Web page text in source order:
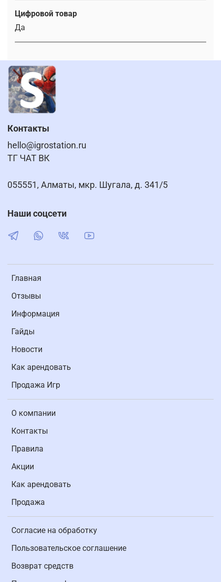
Цифровой товар
Да
Главная
Отзывы
Информация
Гайды
Новости
Как арендовать
Продажа Игр
О компании
Контакты
Правила
Акции
Как арендовать
Продажа
Согласие на обработку
Пользовательское соглашение
Возврат средств
Контакты
hello@igrostation.ru
ТГ ЧАТ ВК
055551, Алматы, мкр. Шугала, д. 341/5
Наши соцсети